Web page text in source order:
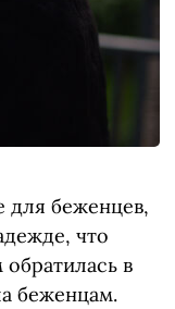
для беженцев,
что
в
беженцам.